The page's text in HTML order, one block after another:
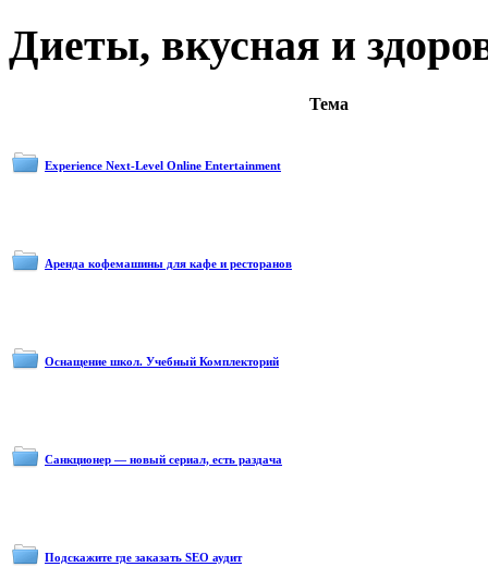
Диеты, вкусная и
Тема
Experience Next-Level Online Entertainment
Аренда кофемашины для кафе и ресторанов
Оснащение школ. Учебный Комплекторий
Санкционер — новый сериал, есть раздача
Подскажите где заказать SEO аудит